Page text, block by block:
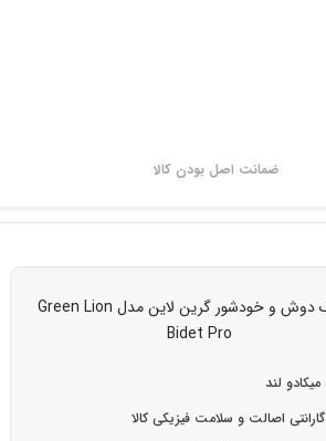
ضمانت اصل بودن کالا
شیلنگ دوش و خودشور گرین لاین مدل Green Lion
Bidet Pro
میکادو لند
گارانتی اصالت و سلامت فیزیکی کالا